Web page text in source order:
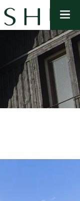
ニ
ュ
ー
を
開
く